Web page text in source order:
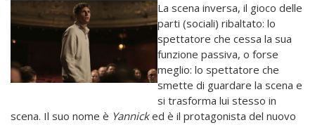
La scena inversa, il gioco delle
parti (sociali) ribaltato: lo
spettatore che cessa la sua
funzione passiva, o forse
meglio: lo spettatore che
smette di guardare la scena e
si trasforma lui stesso in
scena. Il suo nome è Yannicked è il protagonista del nuovo